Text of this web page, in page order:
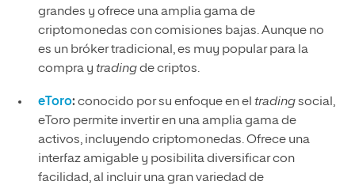
grandes y ofrece una amplia gama de
criptomonedas con comisiones bajas. Aunque no
es un bróker tradicional, es muy popular para la
compra y tradingde criptos.
eToro: conocido por su enfoque en el tradingsocial,
eToro permite invertir en una amplia gama de
activos, incluyendo criptomonedas. Ofrece una
interfaz amigable y posibilita diversificar con
facilidad, al incluir una gran variedad de